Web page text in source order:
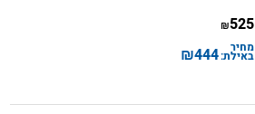
525
₪
מחיר
באילת:444
₪